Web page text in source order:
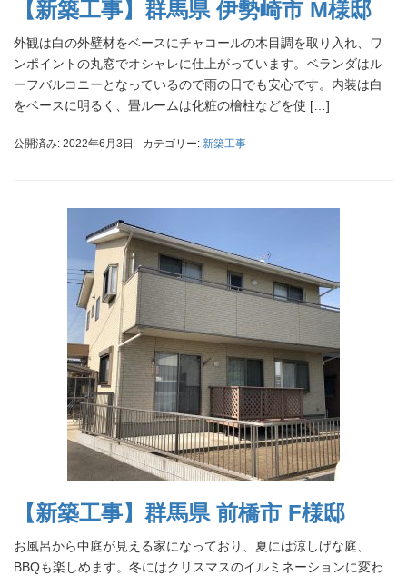
【新築工事】群馬県 伊勢崎市 M様邸
外観は白の外壁材をベースにチャコールの木目調を取り入れ、ワ
ンポイントの丸窓でオシャレに仕上がっています。ベランダはル
ーフバルコニーとなっているので雨の日でも安心です。内装は白
をベースに明るく、畳ルームは化粧の檜柱などを使 […]
公開済み: 2022年6月3日 カテゴリー: 新築工事
【新築工事】群馬県 前橋市 F様邸
お風呂から中庭が見える家になっており、夏には涼しげな庭、
BBQも楽しめます。冬にはクリスマスのイルミネーションに変わ